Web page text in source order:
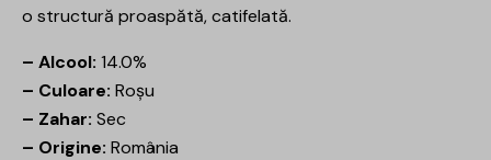
o structură proaspătă, catifelată.
– Alcool: 14.0%
– Culoare: Roșu
– Zahar: Sec
– Origine: România